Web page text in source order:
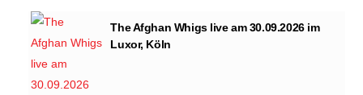
The Afghan Whigs live am 30.09.2026 im
Luxor, Köln